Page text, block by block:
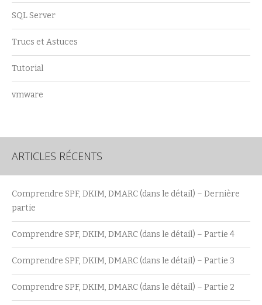
SQL Server
Trucs et Astuces
Tutorial
vmware
ARTICLES RÉCENTS
Comprendre SPF, DKIM, DMARC (dans le détail) – Dernière
partie
Comprendre SPF, DKIM, DMARC (dans le détail) – Partie 4
Comprendre SPF, DKIM, DMARC (dans le détail) – Partie 3
Comprendre SPF, DKIM, DMARC (dans le détail) – Partie 2